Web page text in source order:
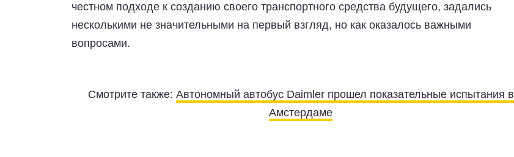
честном подходе к созданию своего транспортного средства будущего, задались
несколькими не значительными на первый взгляд, но как оказалось важными
вопросами.
Смотрите также: Автономный автобус Daimler прошел показательные испытания в
Амстердаме